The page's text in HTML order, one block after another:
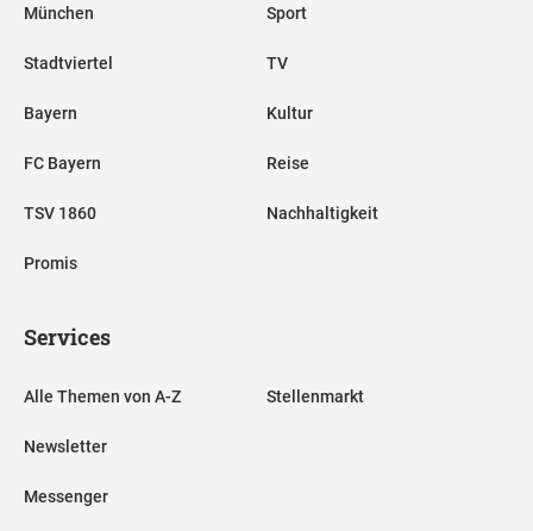
München
Stadtviertel
Bayern
FC Bayern
TSV 1860
Promis
Sport
TV
Kultur
Reise
Nachhaltigkeit
Services
Alle Themen von A-Z
Newsletter
Messenger
Stellenmarkt